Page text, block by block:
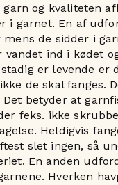
og kvaliteten
i garnet. En af
de sidder i
ind i kødet
er levende er
de skal fanges.
betyder at
feks. ikke
Heldigvis
slet ingen, så
En anden
Hverken